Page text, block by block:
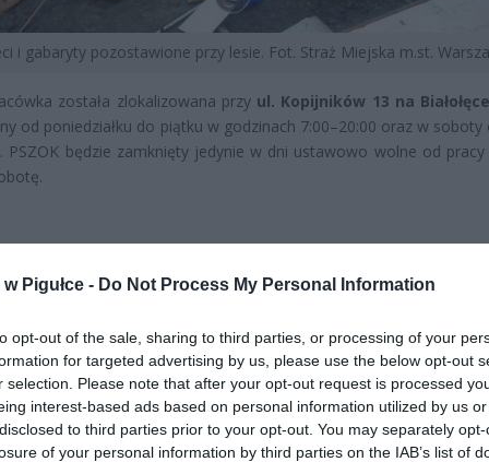
Pigułce - Do Not Process My Personal Information
opt-out of the sale, sharing to third parties, or processing of your
for targeted advertising by us, please use the below opt-out
selection. Please note that after your opt-out request is processed
interest-based ads based on personal information utilized by us
to third parties prior to your opt-out. You may separately
of your personal information by third parties on the IAB’s list of
i gabaryty pozostawione przy lesie. Fot. Straż Miejska m.st.
została zlokalizowana przy ul. Kopijników 13 na
od poniedziałku do piątku w godzinach 7:00–20:00 oraz w soboty
PSZOK będzie zamknięty jedynie w dni ustawowo wolne od
ad